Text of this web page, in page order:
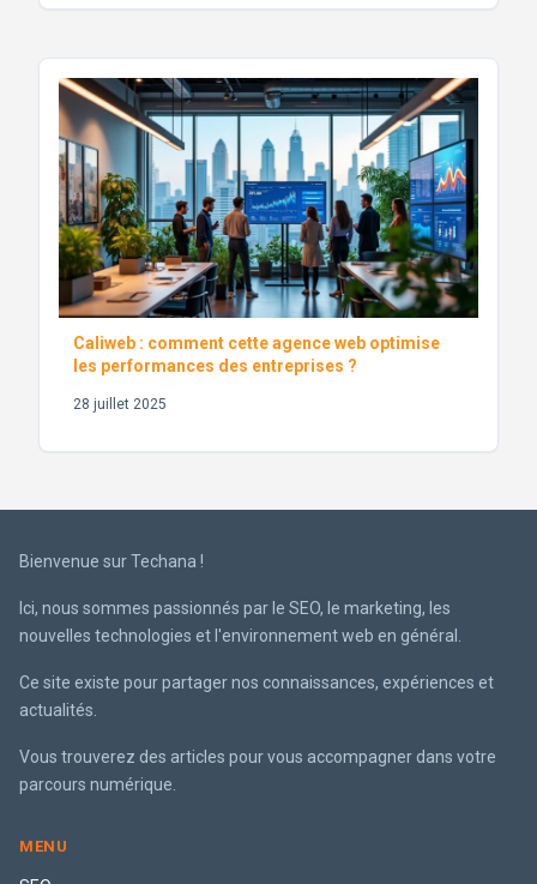
Caliweb : comment cette agence web optimise
les performances des entreprises ?
28 juillet 2025
Bienvenue sur Techana !
Ici, nous sommes passionnés par le SEO, le marketing, les
nouvelles technologies et l'environnement web en général.
Ce site existe pour partager nos connaissances, expériences et
actualités.
Vous trouverez des articles pour vous accompagner dans votre
parcours numérique.
MENU